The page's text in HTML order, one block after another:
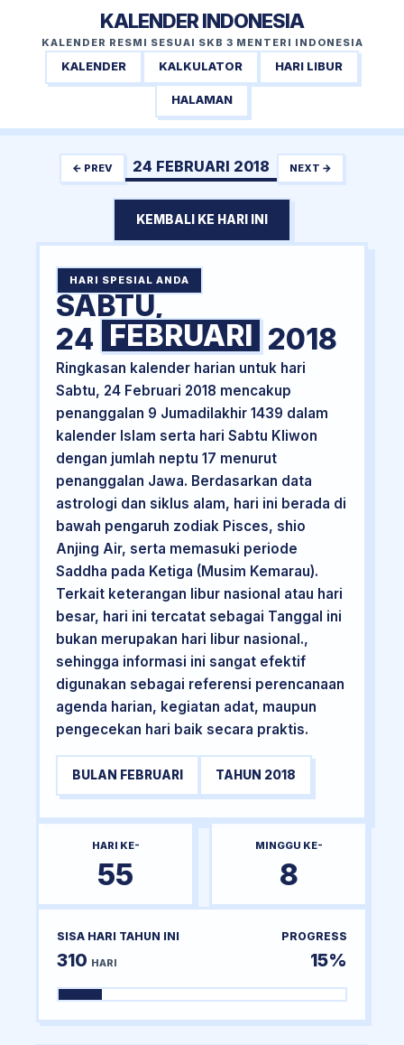
KALENDER INDONESIA
KALENDER RESMI SESUAI SKB 3 MENTERI INDONESIA
KALENDER KALKULATOR HARI LIBUR
HALAMAN
← PREV 24 FEBRUARI 2018 NEXT →
KEMBALI KE HARI INI
HARI SPESIAL ANDA
SABTU,
24 FEBRUARI 2018
Ringkasan kalender harian untuk hari
Sabtu, 24 Februari 2018 mencakup
penanggalan 9 Jumadilakhir 1439 dalam
kalender Islam serta hari Sabtu Kliwon
dengan jumlah neptu 17 menurut
penanggalan Jawa. Berdasarkan data
astrologi dan siklus alam, hari ini berada di
bawah pengaruh zodiak Pisces, shio
Anjing Air, serta memasuki periode
Saddha pada Ketiga (Musim Kemarau).
Terkait keterangan libur nasional atau hari
besar, hari ini tercatat sebagai Tanggal ini
bukan merupakan hari libur nasional.,
sehingga informasi ini sangat efektif
digunakan sebagai referensi perencanaan
agenda harian, kegiatan adat, maupun
pengecekan hari baik secara praktis.
BULAN FEBRUARI TAHUN 2018
HARI KE-
55
MINGGU KE-
8
SISA HARI TAHUN INI
310 HARI
PROGRESS
15%